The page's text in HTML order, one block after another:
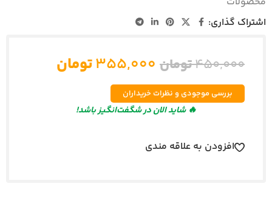
اشتراک گذاری:
۴۵۰,۰۰۰تومان ۳۵۵,۰۰۰تومان
بررسی موجودی و نظرات خریداران
🔥 شاید الان در شگفت‌انگیز باشد!
افزودن به علاقه مندی